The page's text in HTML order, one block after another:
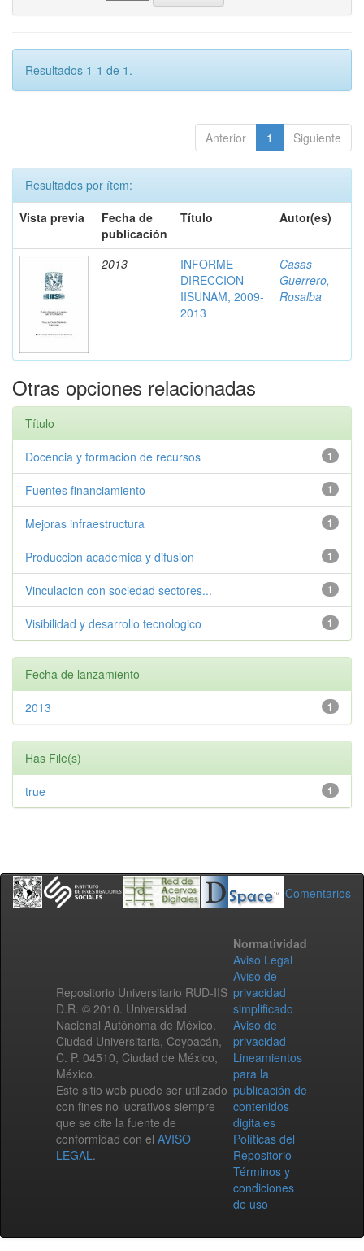
Resultados 1-1 de 1.
Anterior 1 Siguiente
Resultados por ítem:
Vista previa
Fecha de
publicación
Título Autor(es)
2013
INFORME
DIRECCION
IISUNAM, 2009-
2013
Casas
Guerrero,
Rosalba
Otras opciones relacionadas
Título
1
Docencia y formacion de recursos
1
Fuentes financiamiento
1
Mejoras infraestructura
1
Produccion academica y difusion
1
Vinculacion con sociedad sectores...
1
Visibilidad y desarrollo tecnologico
Fecha de lanzamiento
1
2013
Has File(s)
1
true
Comentarios
Repositorio Universitario RUD-IIS
D.R. © 2010. Universidad
Nacional Autónoma de México.
Ciudad Universitaria, Coyoacán,
C. P. 04510, Ciudad de México,
México.
Este sitio web puede ser utilizado
con fines no lucrativos siempre
que se cite la fuente de
conformidad con el AVISO
LEGAL.
Normatividad
Aviso Legal
Aviso de
privacidad
simplificado
Aviso de
privacidad
Lineamientos
para la
publicación de
contenidos
digitales
Políticas del
Repositorio
Términos y
condiciones
de uso